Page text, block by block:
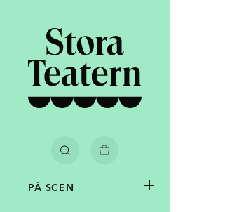
PÅ SCEN
SÖK
eller föreställning.
0 biljetter